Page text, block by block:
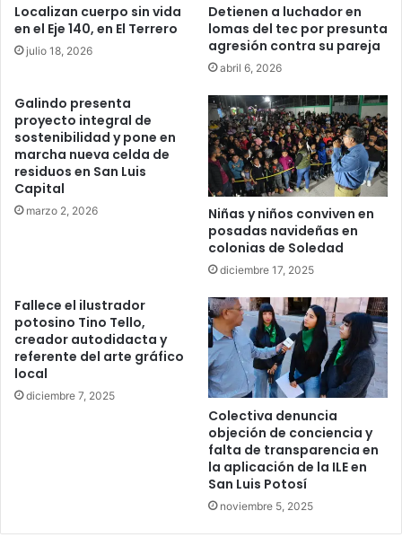
Localizan cuerpo sin vida
en el Eje 140, en El Terrero
julio 18, 2026
Detienen a luchador en
lomas del tec por presunta
agresión contra su pareja
abril 6, 2026
Galindo presenta
proyecto integral de
sostenibilidad y pone en
marcha nueva celda de
residuos en San Luis
Capital
marzo 2, 2026
Niñas y niños conviven en
posadas navideñas en
colonias de Soledad
diciembre 17, 2025
Fallece el ilustrador
potosino Tino Tello,
creador autodidacta y
referente del arte gráfico
local
diciembre 7, 2025
Colectiva denuncia
objeción de conciencia y
falta de transparencia en
la aplicación de la ILE en
San Luis Potosí
noviembre 5, 2025